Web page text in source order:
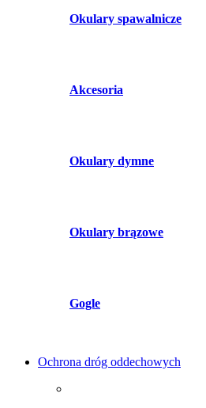
Okulary spawalnicze
Akcesoria
Okulary dymne
Okulary brązowe
Gogle
Ochrona dróg oddechowych